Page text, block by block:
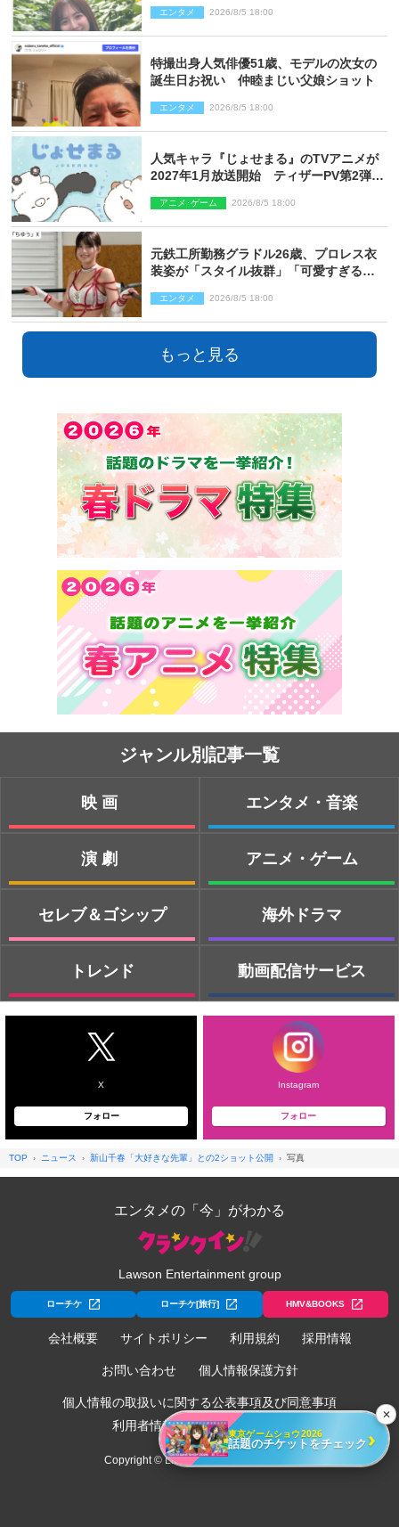
エンタメ 2026/8/5 18:00
特撮出身人気俳優51歳、モデルの次女の
誕生日お祝い 仲睦まじい父娘ショット
エンタメ 2026/8/5 18:00
人気キャラ『じょせまる』のTVアニメが
2027年1月放送開始 ティザーPV第2弾も
アニメ･ゲーム 2026/8/5 18:00
元鉄工所勤務グラドル26歳、プロレス衣
装姿が「スタイル抜群」「可愛すぎる」
エンタメ 2026/8/5 18:00
もっと見る
ジャンル別記事一覧
映画
演劇
セレブ＆ゴシップ
トレンド
エンタメ・音楽
アニメ・ゲーム
海外ドラマ
動画配信サービス
X
フォロー
Instagram
フォロー
TOP ニュース 新山千春「大好きな先輩」との2ショット公開 写真
エンタメの「今」がわかる
Lawson Entertainment group
ローチケ ローチケ[旅行] HMV&BOOKS
会社概要 サイトポリシー 利用規約 採用情報
お問い合わせ 個人情報保護方針
個人情報の取扱いに関する公表事項及び同意事項
利用者情報の外部送信について
Copyright © Lawson Entertainment, Inc.
✕
東京ゲームショウ2026
話題のチケットをチェック ›